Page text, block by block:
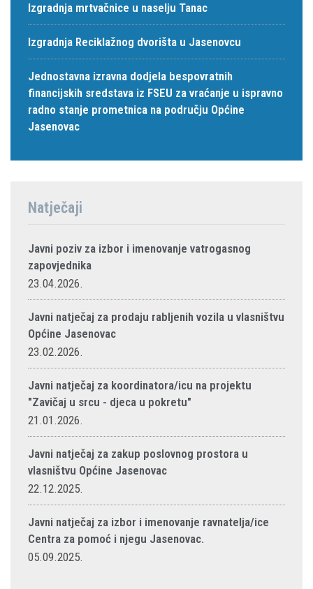
Izgradnja mrtvačnice u naselju Tanac
Izgradnja Reciklažnog dvorišta u Jasenovcu
Jednostavna izravna dodjela bespovratnih
financijskih sredstava iz FSEU za vraćanje u ispravno
radno stanje prometnica na području Općine
Jasenovac
Natječaji
Javni poziv za izbor i imenovanje vatrogasnog
zapovjednika
23.04.2026.
Javni natječaj za prodaju rabljenih vozila u vlasništvu
Općine Jasenovac
23.02.2026.
Javni natječaj za koordinatora/icu na projektu
"Zavičaj u srcu - djeca u pokretu"
21.01.2026.
Javni natječaj za zakup poslovnog prostora u
vlasništvu Općine Jasenovac
22.12.2025.
Javni natječaj za izbor i imenovanje ravnatelja/ice
Centra za pomoć i njegu Jasenovac.
05.09.2025.